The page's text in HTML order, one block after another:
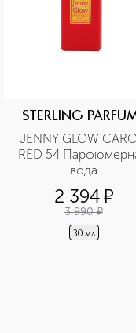
STERLING
JENNY GLOW
RED 54
вода
2 394¤
3 990 ¤
30 мл